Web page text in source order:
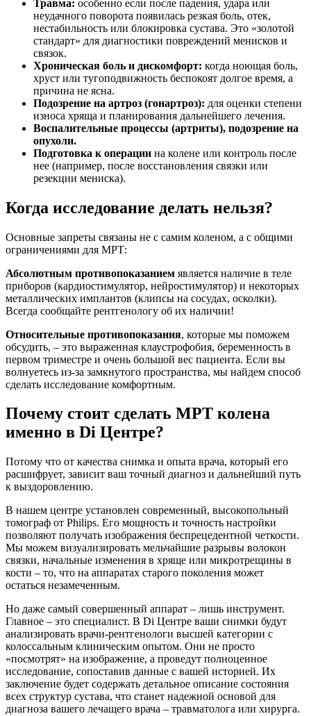
Травма: особенно если после падения, удара или
неудачного поворота появилась резкая боль, отек,
нестабильность или блокировка сустава. Это «золотой
стандарт» для диагностики повреждений менисков и
связок.
Хроническая боль и дискомфорт: когда ноющая боль,
хруст или тугоподвижность беспокоят долгое время, а
причина не ясна.
Подозрение на артроз (гонартроз): для оценки степени
износа хряща и планирования дальнейшего лечения.
Воспалительные процессы (артриты), подозрение на
опухоли.
Подготовка к операции на колене или контроль после
нее (например, после восстановления связки или
резекции мениска).
Когда исследование делать нельзя?
Основные запреты связаны не с самим коленом, а с общими
ограничениями для МРТ:
Абсолютным противопоказанием является наличие в теле
приборов (кардиостимулятор, нейростимулятор) и некоторых
металлических имплантов (клипсы на сосудах, осколки).
Всегда сообщайте рентгенологу об их наличии!
Относительные противопоказания, которые мы поможем
обсудить, – это выраженная клаустрофобия, беременность в
первом триместре и очень большой вес пациента. Если вы
волнуетесь из-за замкнутого пространства, мы найдем способ
сделать исследование комфортным.
Почему стоит сделать МРТ колена
именно в Di Центре?
Потому что от качества снимка и опыта врача, который его
расшифрует, зависит ваш точный диагноз и дальнейший путь
к выздоровлению.
В нашем центре установлен современный, высокопольный
томограф от Philips. Его мощность и точность настройки
позволяют получать изображения беспрецедентной четкости.
Мы можем визуализировать мельчайшие разрывы волокон
связки, начальные изменения в хряще или микротрещины в
кости – то, что на аппаратах старого поколения может
остаться незамеченным.
Но даже самый совершенный аппарат – лишь инструмент.
Главное – это специалист. В Di Центре ваши снимки будут
анализировать врачи-рентгенологи высшей категории с
колоссальным клиническим опытом. Они не просто
«посмотрят» на изображение, а проведут полноценное
исследование, сопоставив данные с вашей историей. Их
заключение будет содержать детальное описание состояния
всех структур сустава, что станет надежной основой для
диагноза вашего лечащего врача – травматолога или хирурга.